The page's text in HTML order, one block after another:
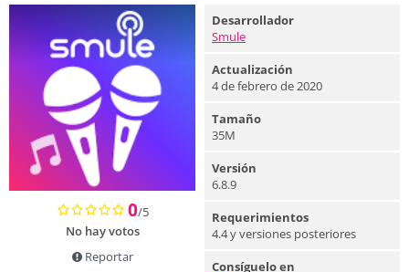
0/5
No hay votos
Reportar
Desarrollador
Smule
Actualización
4 de febrero de 2020
Tamaño
35M
Versión
6.8.9
Requerimientos
4.4 y versiones posteriores
Consíguelo en